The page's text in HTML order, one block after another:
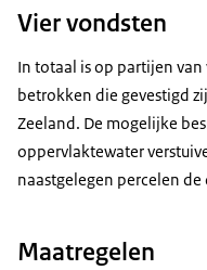
Vier vondsten
In totaal is op partijen
betrokken die gevestigd
Zeeland. De mogelijke
oppervlaktewater
naastgelegen percelen de
Maatregelen